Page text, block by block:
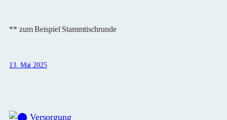
** zum Beispiel Stammtischrunde
13. Mai 2025